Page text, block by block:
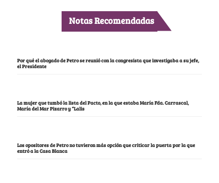
Notas Recomendadas
Por qué el abogado de Petro se reunió con la congresista que investigaba a su jefe,
el Presidente
La mujer que tumbó la lista del Pacto, en la que estaba María Fda. Carrascal,
María del Mar Pizarro y “Lalis
Los opositores de Petro no tuvieron más opción que criticar la puerta por la que
entró a la Casa Blanca